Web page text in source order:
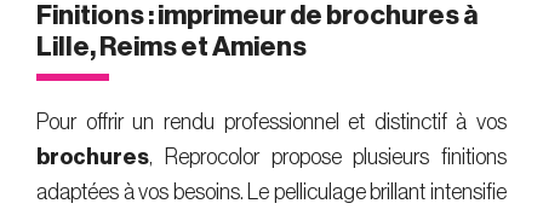
Finitions : imprimeur de brochures à
Lille, Reims et Amiens
Pour offrir un rendu professionnel et distinctif à vos
brochures, Reprocolor propose plusieurs finitions
adaptées à vos besoins. Le pelliculage brillant intensifie